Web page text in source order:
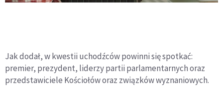
Jak dodał, w kwestii uchodźców powinni się spotkać:
premier, prezydent, liderzy partii parlamentarnych oraz
przedstawiciele Kościołów oraz związków wyznaniowych.